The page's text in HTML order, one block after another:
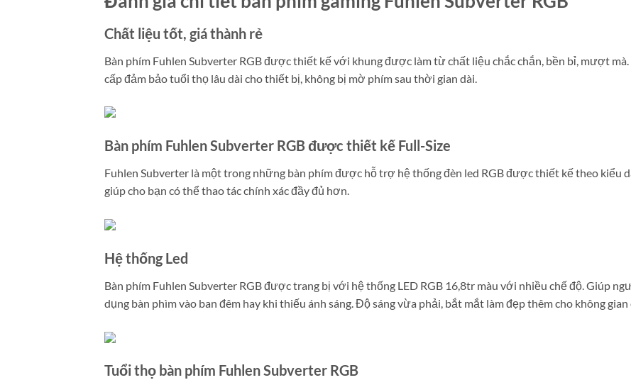
Chất liệu tốt, giá thành rẻ
Bàn phím Fuhlen Subverter RGB được thiết kế với khung được làm từ chất liệu chắc chắn, bền bỉ, mượt
cấp đảm bảo tuổi thọ lâu dài cho thiết bị, không bị mờ phím sau thời gian dài.
Bàn phím Fuhlen Subverter RGB được thiết kế Full-Size
Fuhlen Subverter là một trong những bàn phím được hỗ trợ hệ thống đèn led RGB được thiết kế theo kiểu
giúp cho bạn có thể thao tác chính xác đầy đủ hơn.
Hệ thống Led
Bàn phím Fuhlen Subverter RGB được trang bị với hệ thống LED RGB 16,8tr màu với nhiều chế độ. Giúp
dụng bàn phìm vào ban đêm hay khi thiếu ánh sáng. Độ sáng vừa phải, bắt mắt làm đẹp thêm cho không gian
Tuổi thọ bàn phím Fuhlen Subverter RGB